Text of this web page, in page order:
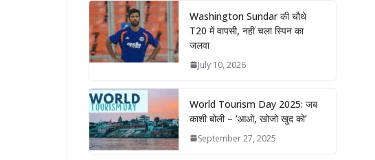
Washington Sundar की चौथे
T20 में वापसी, नहीं चला स्पिन का
जलवा
July 10, 2026
World Tourism Day 2025: जब
काशी बोली – ‘आओ, खोजो खुद को’
September 27, 2025